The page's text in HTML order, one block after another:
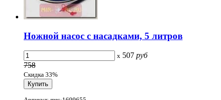
Ножной насос с насадками, 5 литров
x 507 руб
758
Скидка 33%